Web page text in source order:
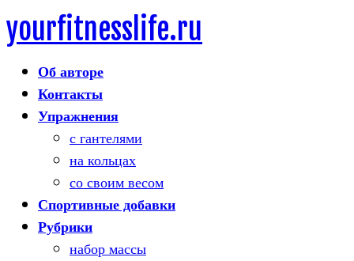
Skip
to
content
yourfitnesslife.ru
Об авторе
Контакты
Упражнения
с гантелями
на кольцах
со своим весом
Спортивные добавки
Рубрики
набор массы